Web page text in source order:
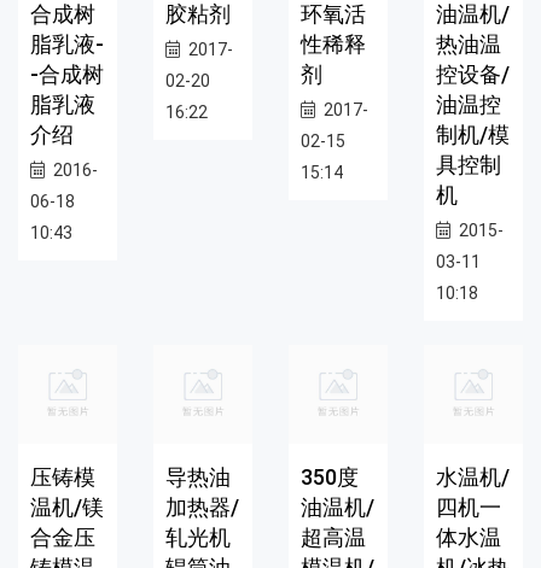
合成树
脂乳液-
-合成树
脂乳液
介绍
2016-
06-18
10:43
胶粘剂
2017-
02-20
16:22
环氧活
性稀释
剂
2017-
02-15
15:14
油温机/
热油温
控设备/
油温控
制机/模
具控制
机
2015-
03-11
10:18
压铸模
温机/镁
合金压
导热油
加热器/
轧光机
350度
油温机/
超高温
水温机/
四机一
体水温